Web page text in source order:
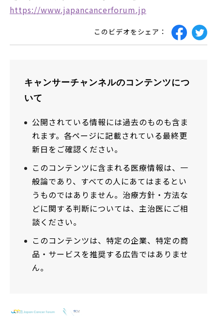
https://www.japancancerforum.jp
このビデオをシェア：
キャンサーチャンネルのコンテンツにつ
いて
公開されている情報には過去のものも含ま
れます。各ページに記載されている最終更
新日をご確認ください。
このコンテンツに含まれる医療情報は、一
般論であり、すべての人にあてはまるとい
うものではありません。治療方針・方法な
どに関する判断については、主治医にご相
談ください。
このコンテンツは、特定の企業、特定の商
品・サービスを推奨する広告ではありませ
ん。